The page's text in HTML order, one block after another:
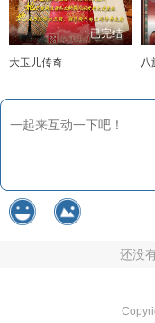
已完结
大玉儿传奇 八
还没